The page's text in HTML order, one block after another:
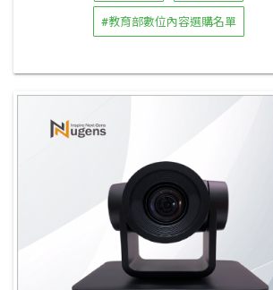
#教育部數位內容選購名單